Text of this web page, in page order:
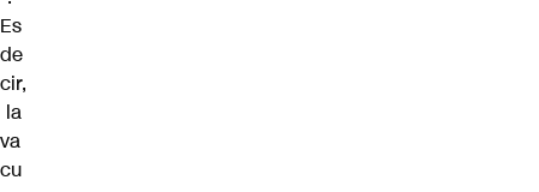
Es
de
cir,
la
va
cu